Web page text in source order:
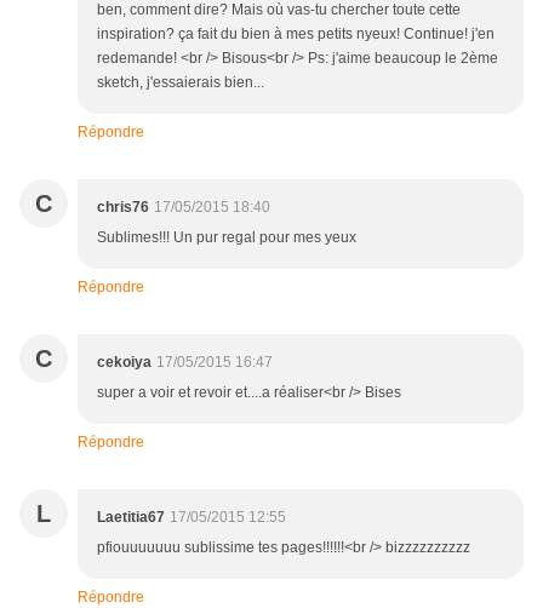
ben, comment dire? Mais où vas-tu chercher toute cette
inspiration? ça fait du bien à mes petits nyeux! Continue! j'en
redemande! <br /> Bisous<br /> Ps: j'aime beaucoup le 2ème
sketch, j'essaierais bien...
Répondre
C chris76 17/05/2015 18:40
Sublimes!!! Un pur regal pour mes yeux
Répondre
C cekoiya 17/05/2015 16:47
super a voir et revoir et....a réaliser<br /> Bises
Répondre
L Laetitia67 17/05/2015 12:55
pfiouuuuuuu sublissime tes pages!!!!!!<br /> bizzzzzzzzzz
Répondre